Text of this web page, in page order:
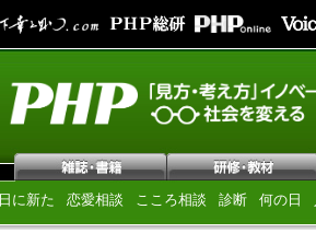
日に新た 恋愛相談 こころ相談 診断 何の日